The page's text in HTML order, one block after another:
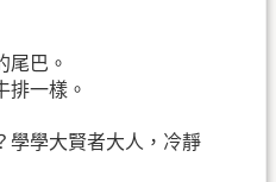
尾巴。
排一樣。
學學大賢者大人，冷靜